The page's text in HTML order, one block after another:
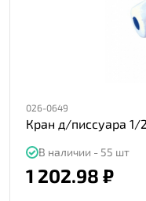
026-0649
Кран д/писсуара
В наличии - 55 шт
1 202.98 ₽